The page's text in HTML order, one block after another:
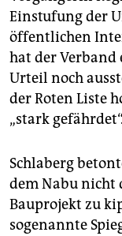
Einstufung der
öffentlichen
hat der Verband
Urteil noch
der Roten Liste
„stark gefährdet“.
Schlaberg
dem Nabu nicht
Bauprojekt zu
sogenannte